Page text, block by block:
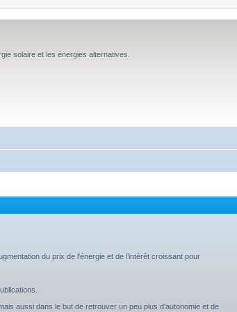
solaire et les énergies alternatives.
du prix de l'énergie et de l’intérêt croissant pour
aussi dans le but de retrouver un peu plus d'autonomie et de